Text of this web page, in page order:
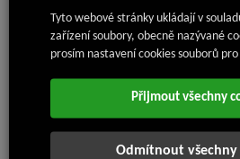
8. 4. 2025
Nejnovější články
Příměstský tábor Isolit-Bravo 2026
Tyto webové stránky ukládají v
zařízení soubory, obecně nazývané
prosím nastavení cookies souborů
Přijmout všechny
Odmítnout všechny